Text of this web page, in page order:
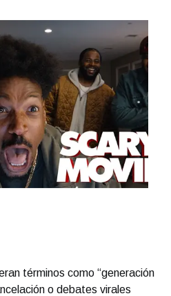
términos como “generación
o debates virales